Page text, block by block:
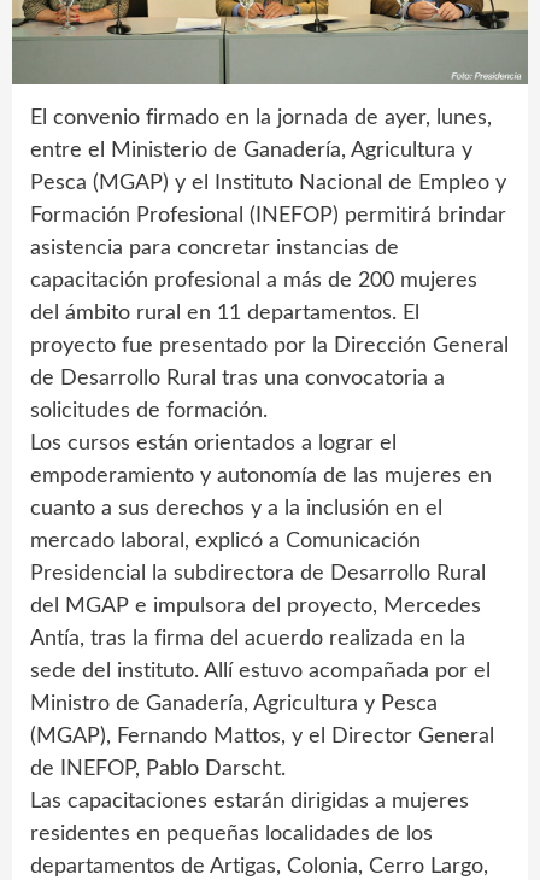
El convenio firmado en la jornada de ayer, lunes,
entre el Ministerio de Ganadería, Agricultura y
Pesca (MGAP) y el Instituto Nacional de Empleo y
Formación Profesional (INEFOP) permitirá brindar
asistencia para concretar instancias de
capacitación profesional a más de 200 mujeres
del ámbito rural en 11 departamentos. El
proyecto fue presentado por la Dirección General
de Desarrollo Rural tras una convocatoria a
solicitudes de formación.
Los cursos están orientados a lograr el
empoderamiento y autonomía de las mujeres en
cuanto a sus derechos y a la inclusión en el
mercado laboral, explicó a Comunicación
Presidencial la subdirectora de Desarrollo Rural
del MGAP e impulsora del proyecto, Mercedes
Antía, tras la firma del acuerdo realizada en la
sede del instituto. Allí estuvo acompañada por el
Ministro de Ganadería, Agricultura y Pesca
(MGAP), Fernando Mattos, y el Director General
de INEFOP, Pablo Darscht.
Las capacitaciones estarán dirigidas a mujeres
residentes en pequeñas localidades de los
departamentos de Artigas, Colonia, Cerro Largo,